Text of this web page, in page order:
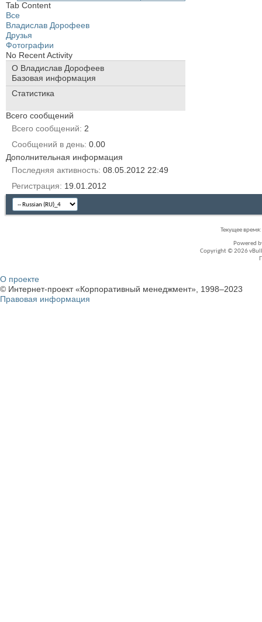
Tab Content
Все
Владислав Дорофеев
Друзья
Фотографии
No Recent Activity
О Владислав Дорофеев
Базовая информация
Статистика
Всего сообщений
Всего сообщений 2
Сообщений в день 0.00
Дополнительная информация
Последняя активность 08.05.2012 22:49
Регистрация
19.01.2012
Текущее время:
Powered
Copyright © 2026
О проекте
© Интернет-проект «Корпоративный менеджмент», 1998–2023
Правовая информация